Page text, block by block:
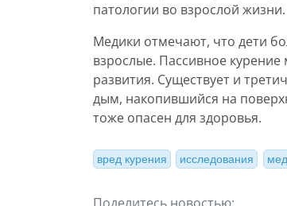
патологии во взрослой жизни.
Медики отмечают, что дети
взрослые. Пассивное
развития. Существует и
дым, накопившийся на
тоже опасен для здоровья.
вред курения исследования
Поделитесь новостью: